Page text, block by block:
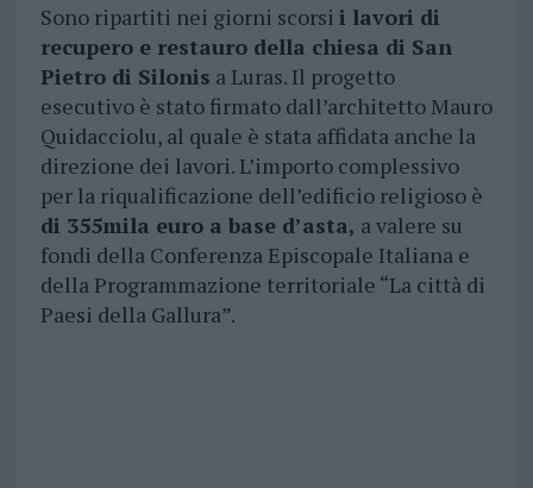
Sono ripartiti nei giorni scorsi i lavori di
recupero e restauro della chiesa di San
Pietro di Silonis a Luras. Il progetto
esecutivo è stato firmato dall’architetto Mauro
Quidacciolu, al quale è stata affidata anche la
direzione dei lavori. L’importo complessivo
per la riqualificazione dell’edificio religioso è
di 355mila euro a base d’asta, a valere su
fondi della Conferenza Episcopale Italiana e
della Programmazione territoriale “La città di
Paesi della Gallura”.